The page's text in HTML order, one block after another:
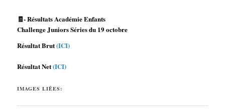
🧾- Résultats Académie Enfants
Challenge Juniors Séries du 19 octobre
Résultat Brut(ICI)
Résultat Net(ICI)
IMAGES LIÉES: